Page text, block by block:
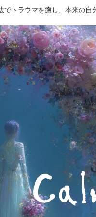
でトラウマを癒し、本来の